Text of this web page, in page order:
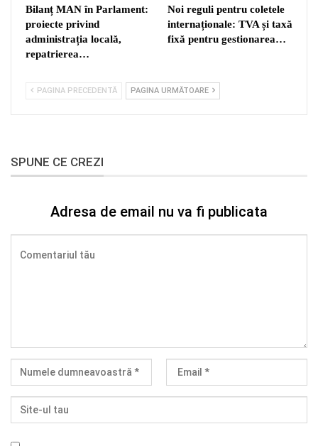
Bilanț MAN în Parlament:
proiecte privind
administrația locală,
repatrierea…
Noi reguli pentru coletele
internaționale: TVA și taxă
fixă pentru gestionarea…
PAGINA PRECEDENTĂ PAGINA URMĂTOARE
SPUNE CE CREZI
Adresa de email nu va fi publicata